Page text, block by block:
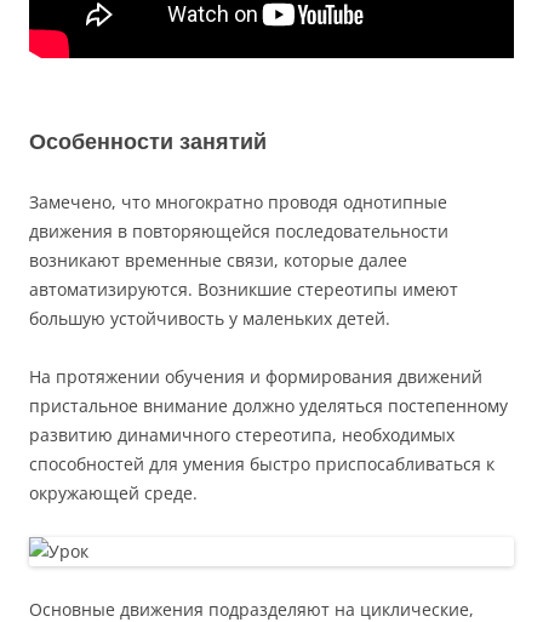
Особенности занятий
Замечено, что многократно проводя однотипные
движения в повторяющейся последовательности
возникают временные связи, которые далее
автоматизируются. Возникшие стереотипы имеют
большую устойчивость у маленьких детей.
На протяжении обучения и формирования движений
пристальное внимание должно уделяться постепенному
развитию динамичного стереотипа, необходимых
способностей для умения быстро приспосабливаться к
окружающей среде.
Основные движения подразделяют на циклические,